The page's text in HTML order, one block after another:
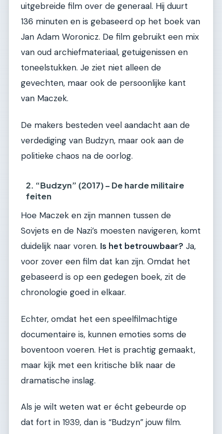
uitgebreide film over de generaal. Hij duurt
136 minuten en is gebaseerd op het boek van
Jan Adam Woronicz. De film gebruikt een mix
van oud archiefmateriaal, getuigenissen en
toneelstukken. Je ziet niet alleen de
gevechten, maar ook de persoonlijke kant
van Maczek.
De makers besteden veel aandacht aan de
verdediging van Budzyn, maar ook aan de
politieke chaos na de oorlog.
2. “Budzyn” (2017) – De harde militaire
feiten
Hoe Maczek en zijn mannen tussen de
Sovjets en de Nazi’s moesten navigeren, komt
duidelijk naar voren. Is het betrouwbaar? Ja,
voor zover een film dat kan zijn. Omdat het
gebaseerd is op een gedegen boek, zit de
chronologie goed in elkaar.
Echter, omdat het een speelfilmachtige
documentaire is, kunnen emoties soms de
boventoon voeren. Het is prachtig gemaakt,
maar kijk met een kritische blik naar de
dramatische inslag.
Als je wilt weten wat er écht gebeurde op
dat fort in 1939, dan is “Budzyn” jouw film.